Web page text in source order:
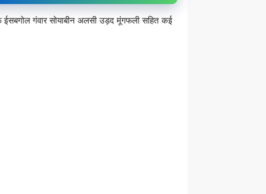
गंवार सोयाबीन अलसी उड़द मूंगफली सहित कई